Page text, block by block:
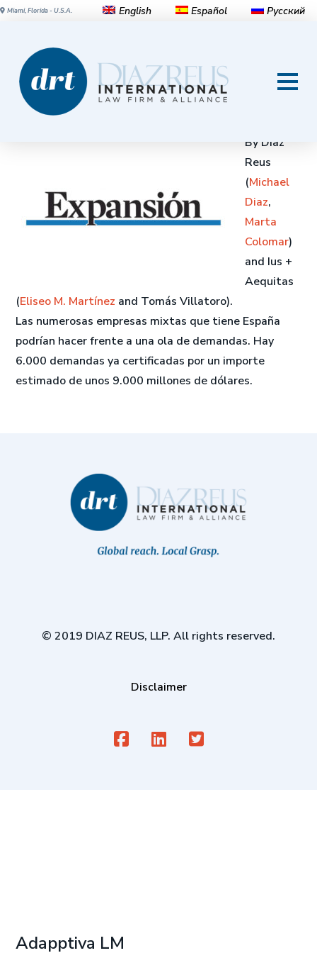
Miami, Florida - U.S.A. English Español Русский
El disparo de Trump a La
Habana que hiere a los
empresarios españoles
By Diaz
Reus
(Michael
Diaz,
Marta
Colomar)
and Ius +
Aequitas
(Eliseo M. Martínez and Tomás Villatoro).
Las numerosas empresas mixtas que tiene España
podrían hacer frente a una ola de demandas. Hay
6.000 demandas ya certificadas por un importe
estimado de unos 9.000 millones de dólares.
© 2019 DIAZ REUS, LLP. All rights reserved.
Disclaimer
Adapptiva LM